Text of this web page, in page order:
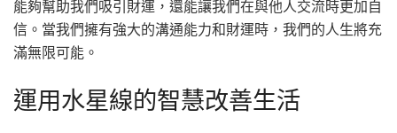
能夠幫助我們吸引財運，還能讓我們在與他人交流時更加自
信。當我們擁有強大的溝通能力和財運時，我們的人生將充
滿無限可能。
運用水星線的智慧改善生活